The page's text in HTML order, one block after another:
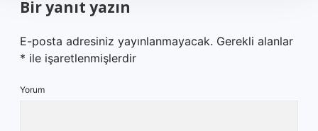
Bir yanıt yazın
E-posta adresiniz yayınlanmayacak. Gerekli alanlar
* ile işaretlenmişlerdir
Yorum